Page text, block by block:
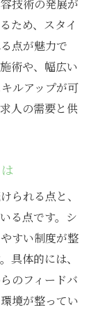
技術の発展が
ため、スタイ
点が魅力で
術や、幅広い
ルアップが可
人の需要と供
られる点と、
る点です。シ
すい制度が整
具体的には、
のフィードバ
境が整ってい